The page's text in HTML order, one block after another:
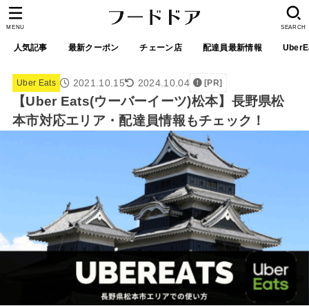
人気記事 最新クーポン チェーン店 配達員最新情報
SEARCH
MENU
Uber Eats 2021.10.15 2024.10.04 [PR]
【Uber Eats(ウーバーイーツ)松本】長野県松
本市対応エリア・配達員情報もチェック！